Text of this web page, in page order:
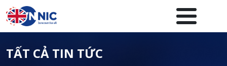
Nhảy đến nội dung
Menuheader của website
TẤT CẢ TIN TỨC